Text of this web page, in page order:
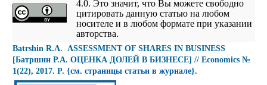
4.0. Это значит, что Вы можете свободно
цитировать данную статью на любом
носителе и в любом формате при указании
авторства.
Batrshin R.А. ASSESSMENT OF SHARES IN BUSINESS
[Батршин Р.А. ОЦЕНКА ДОЛЕЙ В БИЗНЕСЕ] // Economics №
1(22), 2017. P. {см. страницы статьи в журнале}.